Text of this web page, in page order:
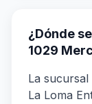
¿Dónde
1029
La sucursal
La Loma